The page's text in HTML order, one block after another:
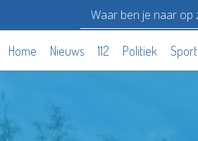
Home Nieuws 112 Politiek Sport